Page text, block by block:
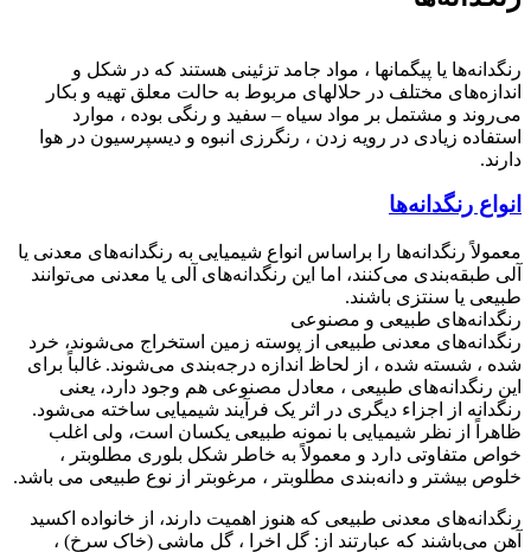
رنگدانه‌ها یا پیگمانها ، مواد جامد تزئینی هستند که در شکل و
اندازه‌های مختلف در حلالهای مربوط به حالت معلق تهیه و بکار
می‌روند و مشتمل بر مواد سیاه – سفید و رنگی بوده ، موارد
استفاده زیادی در رویه زدن ، رنگرزی انبوه و دیسپرسیون در هوا
دارند.
انواع رنگدانه‌ها
معمولاً رنگدانه‌ها را براساس انواع شیمیایی به رنگدانه‌های معدنی یا
آلی طبقه‌بندی می‌کنند، اما این رنگدانه‌های آلی یا معدنی می‌توانند
طبیعی یا سنتزی باشند.
رنگدانه‌های طبیعی و مصنوعی
رنگدانه‌های معدنی طبیعی از پوسته زمین استخراج می‌شوند، خرد
شده ، شسته شده ، از لحاظ اندازه درجه‌بندی می‌شوند. غالباً برای
این رنگدانه‌های طبیعی ، معادل مصنوعی هم وجود دارد، یعنی
رنگدانه از اجزاء دیگری در اثر یک فرآیند شیمیایی ساخته می‌شود.
ظاهراً از نظر شیمیایی با نمونه طبیعی یکسان است، ولی اغلب
خواص متفاوتی دارد و معمولاً به خاطر شکل بلوری مطلوبتر ،
خلوص بیشتر و دانه‌بندی مطلوبتر ، مرغوبتر از نوع طبیعی می باشد.
رنگدانه‌های معدنی طبیعی که هنوز اهمیت دارند، از خانواده اکسید
آهن می‌باشند که عبارتند از: گل اخرا ، گل ماشی (خاک سرخ) ،